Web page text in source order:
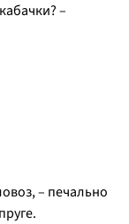
–
– печально